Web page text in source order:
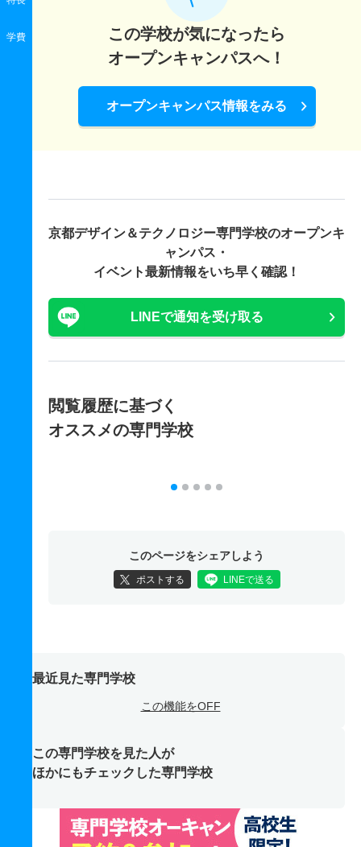
学費
この学校が気になったら
オープンキャンパスへ！
オープンキャンパス情報をみる
京都デザイン＆テクノロジー専門学校のオープンキ
ャンパス・
イベント最新情報をいち早く確認！
LINEで通知を受け取る
閲覧履歴に基づく
オススメの専門学校
このページをシェアしよう
ポストする LINEで送る
最近見た専門学校
この機能をOFF
この専門学校を見た人が
ほかにもチェックした専門学校